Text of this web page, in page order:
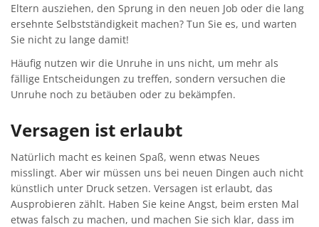
Eltern ausziehen, den Sprung in den neuen Job oder die lang
ersehnte Selbstständigkeit machen? Tun Sie es, und warten
Sie nicht zu lange damit!
Häufig nutzen wir die Unruhe in uns nicht, um mehr als
fällige Entscheidungen zu treffen, sondern versuchen die
Unruhe noch zu betäuben oder zu bekämpfen.
Versagen ist erlaubt
Natürlich macht es keinen Spaß, wenn etwas Neues
misslingt. Aber wir müssen uns bei neuen Dingen auch nicht
künstlich unter Druck setzen. Versagen ist erlaubt, das
Ausprobieren zählt. Haben Sie keine Angst, beim ersten Mal
etwas falsch zu machen, und machen Sie sich klar, dass im